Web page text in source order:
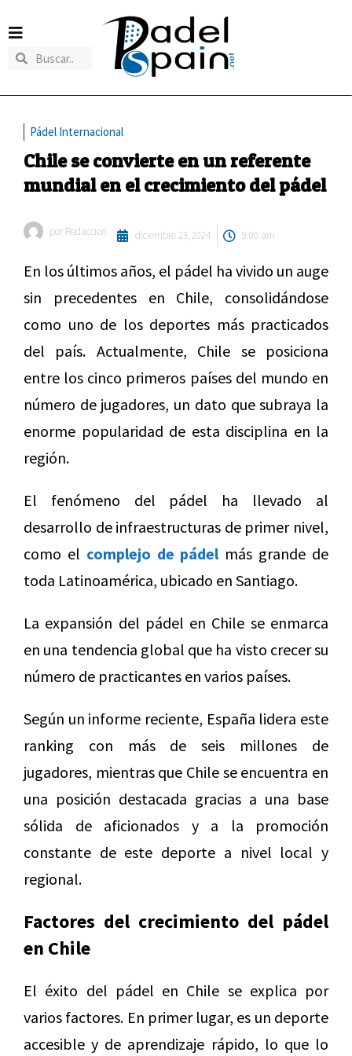
Pádel Internacional
Chile se convierte en un referente
mundial en el crecimiento del pádel
por Redaccion diciembre 23, 2024 9:00 am
En los últimos años, el pádel ha vivido un auge
sin precedentes en Chile, consolidándose
como uno de los deportes más practicados
del país. Actualmente, Chile se posiciona
entre los cinco primeros países del mundo en
número de jugadores, un dato que subraya la
enorme popularidad de esta disciplina en la
región.
El fenómeno del pádel ha llevado al
desarrollo de infraestructuras de primer nivel,
como el complejo de pádelmás grande de
toda Latinoamérica, ubicado en Santiago.
La expansión del pádel en Chile se enmarca
en una tendencia global que ha visto crecer su
número de practicantes en varios países.
Según un informe reciente, España lidera este
ranking con más de seis millones de
jugadores, mientras que Chile se encuentra en
una posición destacada gracias a una base
sólida de aficionados y a la promoción
constante de este deporte a nivel local y
regional.
Factores del crecimiento del pádel
en Chile
El éxito del pádel en Chile se explica por
varios factores. En primer lugar, es un deporte
accesible y de aprendizaje rápido, lo que lo